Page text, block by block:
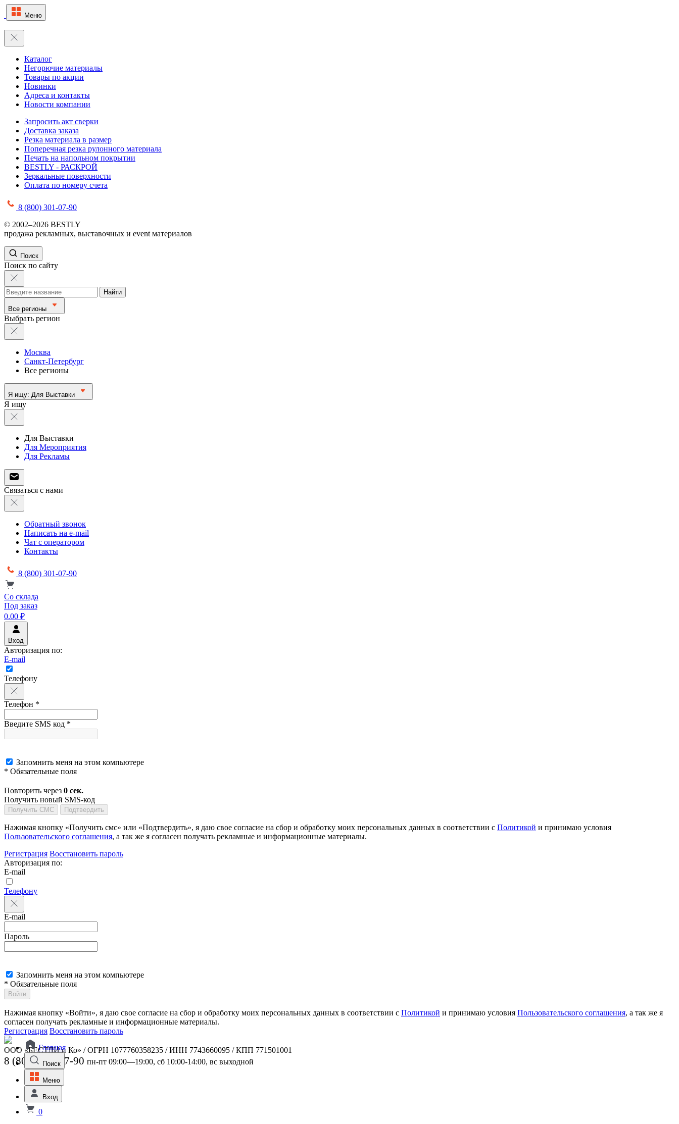
Меню
Каталог
Негорючие материалы
Товары по акции
Новинки
Адреса и контакты
Новости компании
Запросить акт сверки
Доставка заказа
Резка материала в размер
Поперечная резка рулонного материала
Печать на напольном покрытии
BESTLY - РАСКРОЙ
Зеркальные поверхности
Оплата по номеру счета
8 (800) 301-07-90
© 2002–2026 BESTLY
продажа рекламных, выставочных и event материалов
Поиск
Поиск по сайту
Найти
Все регионы
Выбрать регион
Москва
Санкт-Петербург
Все регионы
Я ищу: Для Выставки
Я ищу
Для Выставки
Для Мероприятия
Для Рекламы
Связаться с нами
Обратный звонок
Написать на e-mail
Чат с оператором
Контакты
8 (800) 301-07-90
Со склада
Под заказ
0.00 ₽
Вход
Авторизация по:
E-mail
Телефону
Телефон *
Введите SMS код *
Запомнить меня на этом компьютере
* Обязательные поля
Повторить через 0 сек.
Получить новый SMS-код
Получить СМС Подтвердить
Нажимая кнопку «Получить смс» или «Подтвердить», я даю свое согласие на сбор и обработку моих персональных данных в соответствии с Политикой и принимаю условия
Пользовательского соглашения, а так же я согласен получать рекламные и информационные материалы.
Регистрация Восстановить пароль
Авторизация по:
E-mail
Телефону
E-mail
Пароль
Запомнить меня на этом компьютере
* Обязательные поля
Войти
Нажимая кнопку «Войти», я даю свое согласие на сбор и обработку моих персональных данных в соответствии с Политикой и принимаю условия Пользовательского соглашения, а так же я
согласен получать рекламные и информационные материалы.
Регистрация Восстановить пароль
ООО «БЕСТЛИ и Ко» / ОГРН 1077760358235 / ИНН 7743660095 / КПП 771501001
8 (800) 301-07-90 пн-пт 09:00—19:00, сб 10:00-14:00, вс выходной
Главная
Поиск
Меню
Вход
0